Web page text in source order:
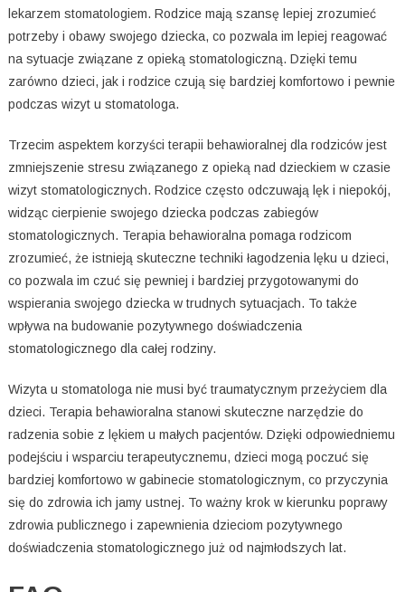
lekarzem stomatologiem. Rodzice mają szansę lepiej zrozumieć
potrzeby i obawy swojego dziecka, co pozwala im lepiej reagować
na sytuacje związane z opieką stomatologiczną. Dzięki temu
zarówno dzieci, jak i rodzice czują się bardziej komfortowo i pewnie
podczas wizyt u stomatologa.
Trzecim aspektem korzyści terapii behawioralnej dla rodziców jest
zmniejszenie stresu związanego z opieką nad dzieckiem w czasie
wizyt stomatologicznych. Rodzice często odczuwają lęk i niepokój,
widząc cierpienie swojego dziecka podczas zabiegów
stomatologicznych. Terapia behawioralna pomaga rodzicom
zrozumieć, że istnieją skuteczne techniki łagodzenia lęku u dzieci,
co pozwala im czuć się pewniej i bardziej przygotowanymi do
wspierania swojego dziecka w trudnych sytuacjach. To także
wpływa na budowanie pozytywnego doświadczenia
stomatologicznego dla całej rodziny.
Wizyta u stomatologa nie musi być traumatycznym przeżyciem dla
dzieci. Terapia behawioralna stanowi skuteczne narzędzie do
radzenia sobie z lękiem u małych pacjentów. Dzięki odpowiedniemu
podejściu i wsparciu terapeutycznemu, dzieci mogą poczuć się
bardziej komfortowo w gabinecie stomatologicznym, co przyczynia
się do zdrowia ich jamy ustnej. To ważny krok w kierunku poprawy
zdrowia publicznego i zapewnienia dzieciom pozytywnego
doświadczenia stomatologicznego już od najmłodszych lat.